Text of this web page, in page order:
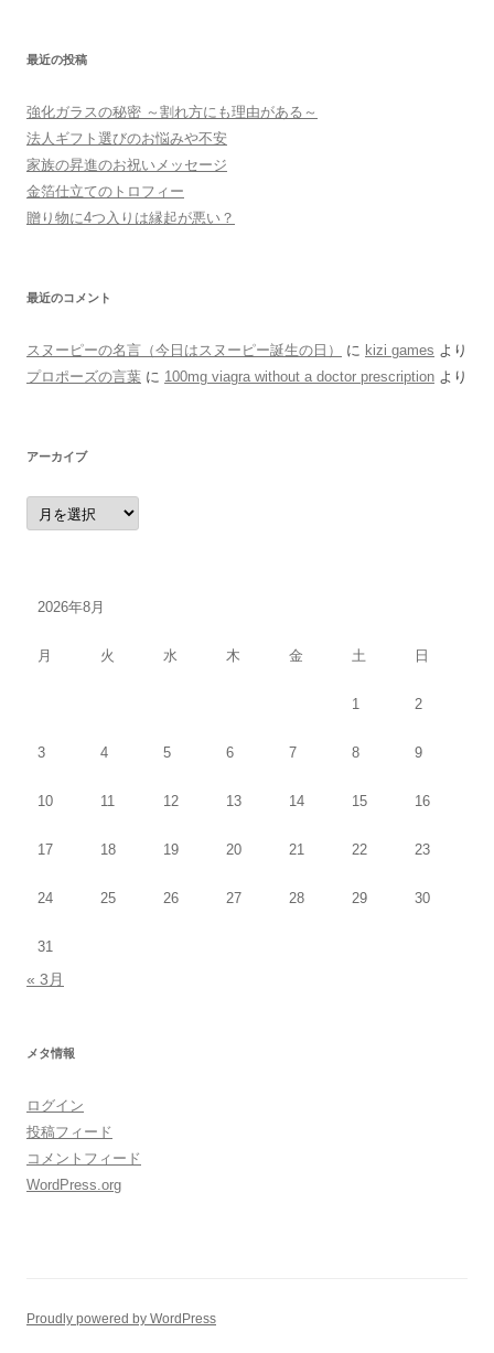
最近の投稿
強化ガラスの秘密 ～割れ方にも理由がある～
法人ギフト選びのお悩みや不安
家族の昇進のお祝いメッセージ
金箔仕立てのトロフィー
贈り物に4つ入りは縁起が悪い？
最近のコメント
スヌーピーの名言（今日はスヌーピー誕生の日） に kizi games より
プロポーズの言葉 に 100mg viagra without a doctor prescription より
アーカイブ
ア
ー
カ
2026年8月
月 火 水 木 金 土 日
1 2
3 4 5 6 7 8 9
10 11 12 13 14 15 16
17 18 19 20 21 22 23
24 25 26 27 28 29 30
31
« 3月
メタ情報
ログイン
投稿フィード
コメントフィード
WordPress.org
Proudly powered by WordPress